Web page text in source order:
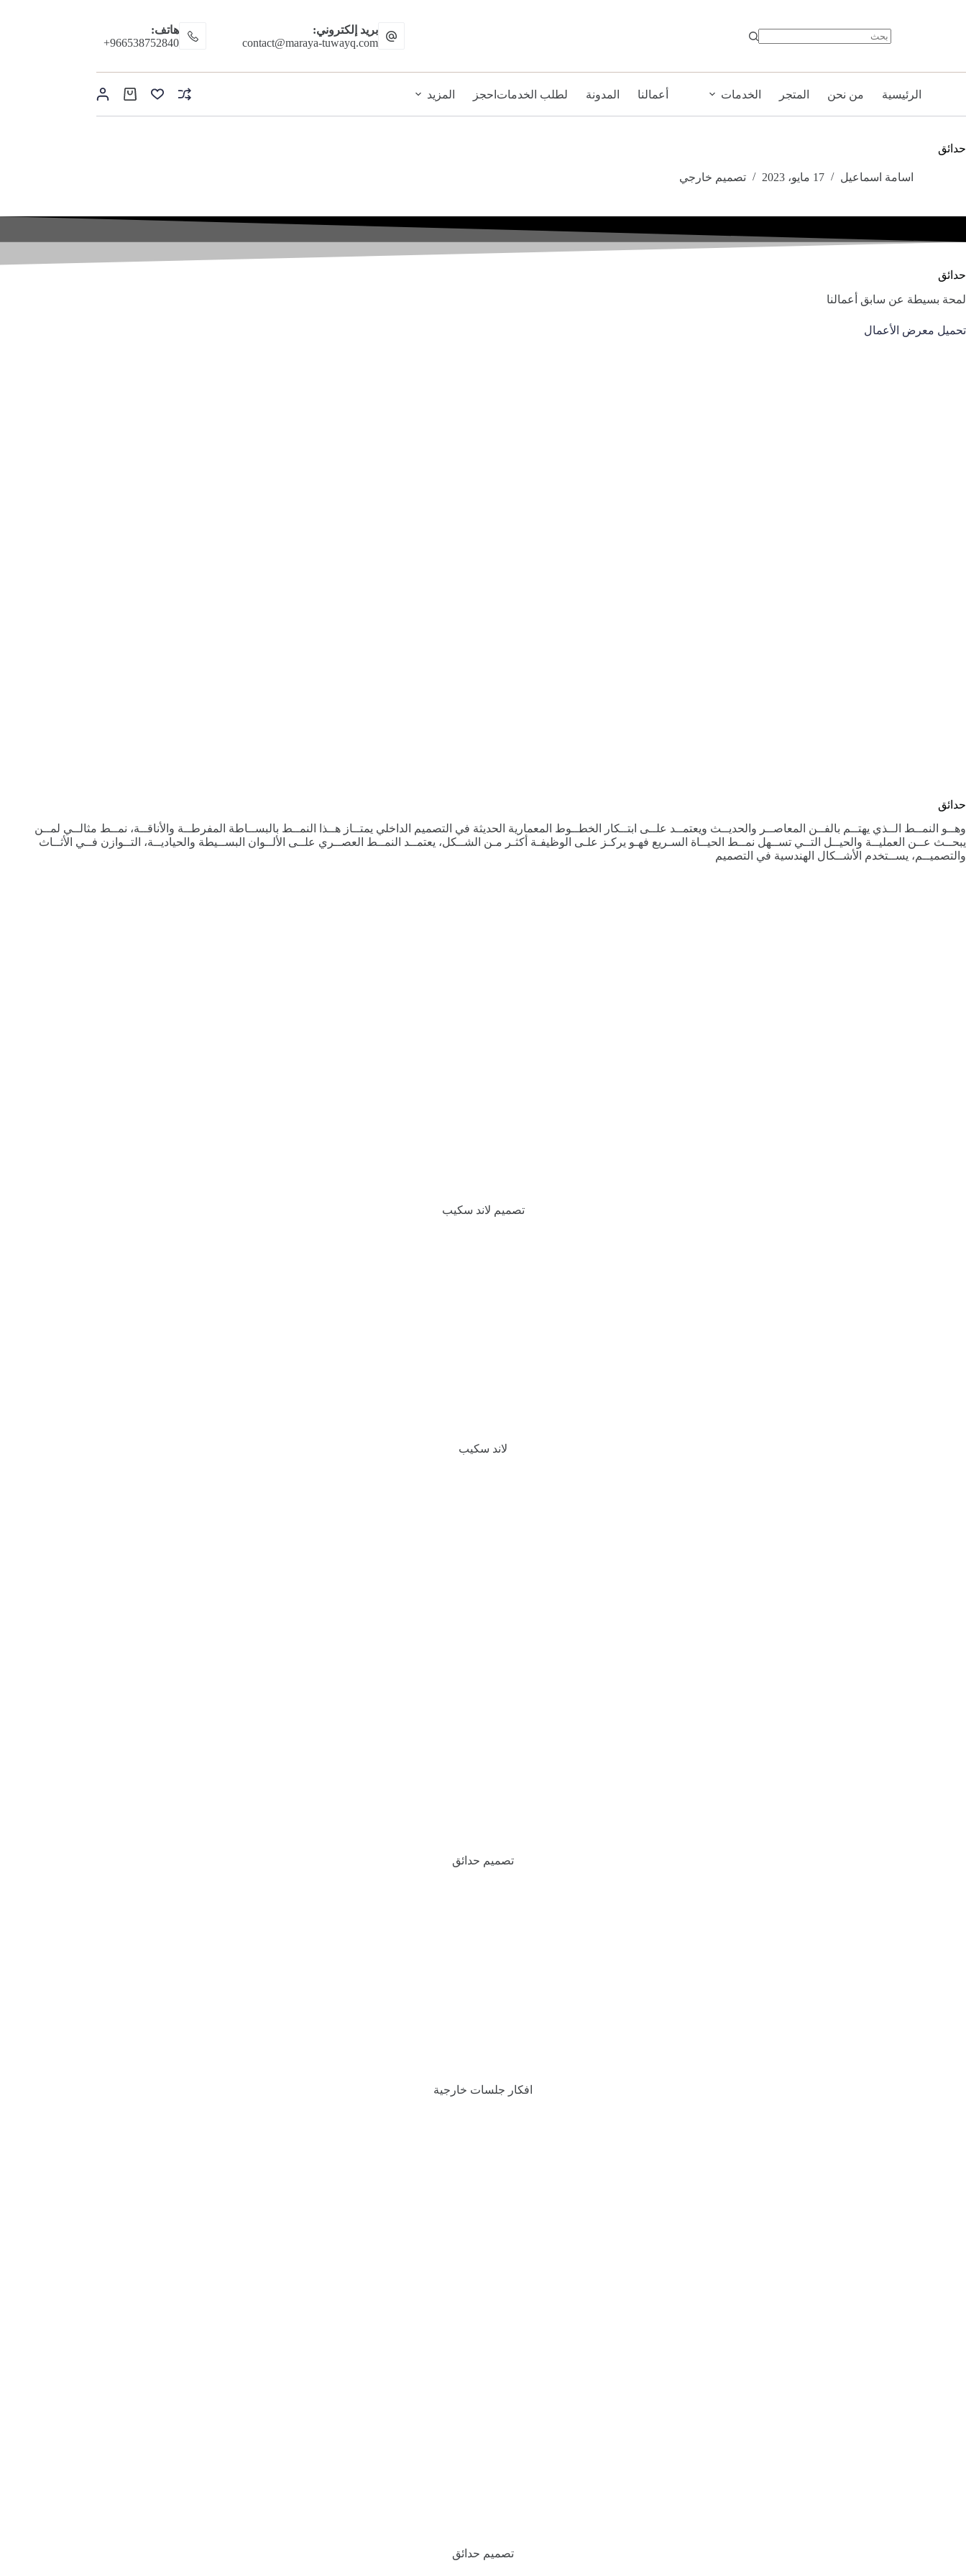
بريد إلكتروني:
contact@maraya-tuwayq.com
هاتف:
966538752840+
الرئيسية من نحن المتجر الخدمات أعمالنا المدونة لطلب الخدمات احجز المزيد
عربة
التسوق
حدائق
اسامة اسماعيل 17 مايو، 2023 تصميم خارجي
حدائق
لمحة بسيطة عن سابق أعمالنا
تحميل معرض الأعمال
حدائق
وهــو النمــط الــذي يهتــم بالفــن المعاصــر والحديــث ويعتمــد علــى ابتــكار الخطــوط المعمارية الحديثة في التصميم الداخلي يمتــاز هــذا النمــط بالبســاطة المفرطــة والأناقــة، نمــط مثالــي لمــن
يبحــث عــن العمليــة والحيــل التــي تســهل نمــط الحيــاة السـريع فهـو يركـز علـى الوظيفـة أكثـر مـن الشــكل، يعتمــد النمــط العصــري علــى الألــوان البســيطة والحياديــة، التــوازن فــي الأثــاث
والتصميــم، يســتخدم الأشــكال الهندسية في التصميم
تصميم لاند سكيب
لاند سكيب
تصميم حدائق
افكار جلسات خارجية
تصميم حدائق